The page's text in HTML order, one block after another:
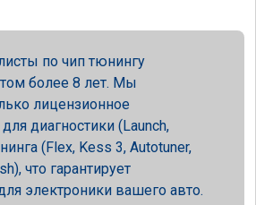
по чип тюнингу
более 8 лет. Мы
лицензионное
диагностики (Launch,
(Flex, Kess 3, Autotuner,
что гарантирует
электроники вашего авто.